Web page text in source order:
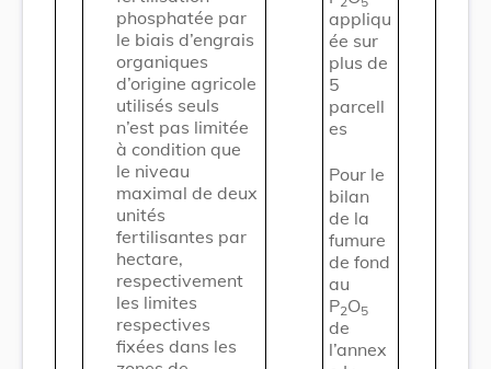
phosphatée par
le biais d’engrais
organiques
d’origine agricole
utilisés seuls
n’est pas limitée
à condition que
le niveau
maximal de deux
unités
fertilisantes par
hectare,
respectivement
les limites
respectives
fixées dans les
appliqu
ée sur
plus de
5
parcell
es
Pour le
bilan
de la
fumure
de fond
au
P2O5
de
l’annex